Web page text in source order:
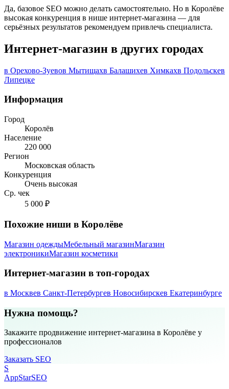
Да, базовое SEO можно делать самостоятельно. Но в Королёве
высокая конкуренция в нише интернет-магазина — для
серьёзных результатов рекомендуем привлечь специалиста.
Интернет-магазин в других городах
в Орехово-Зуевов Мытищахв Балашихев Химкахв Подольскев
Липецке
Информация
Город
Королёв
Население
220 000
Регион
Московская область
Конкуренция
Очень высокая
Ср. чек
5 000 ₽
Похожие ниши в Королёве
Магазин одеждыМебельный магазинМагазин
электроникиМагазин косметики
Интернет-магазин в топ-городах
в Москвев Санкт-Петербургев Новосибирскев Екатеринбурге
Нужна помощь?
Закажите продвижение интернет-магазина в Королёве у
профессионалов
Заказать SEO
S
AppStarSEO